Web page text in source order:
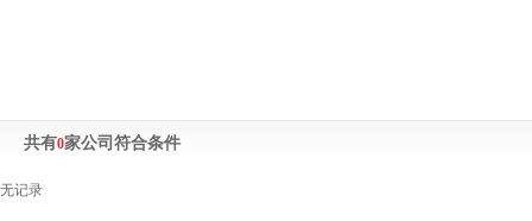
共有0家公司符合条件
无记录